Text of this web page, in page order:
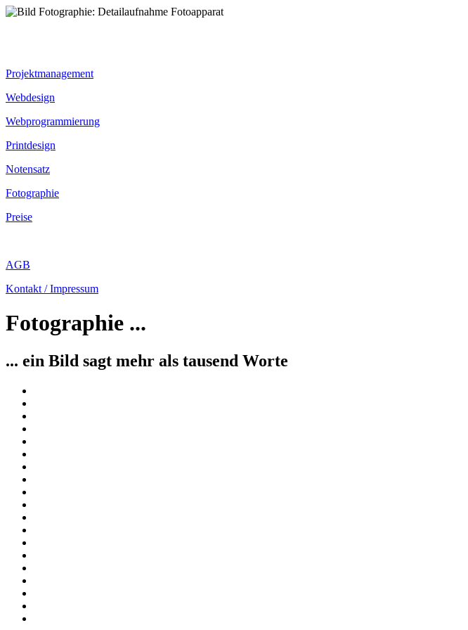
Webdesign
Webprogrammierung
Printdesign
Notensatz
Fotographie
Preise
Kontakt / Impressum
Fotographie ...
... ein Bild sagt mehr als tausend Worte